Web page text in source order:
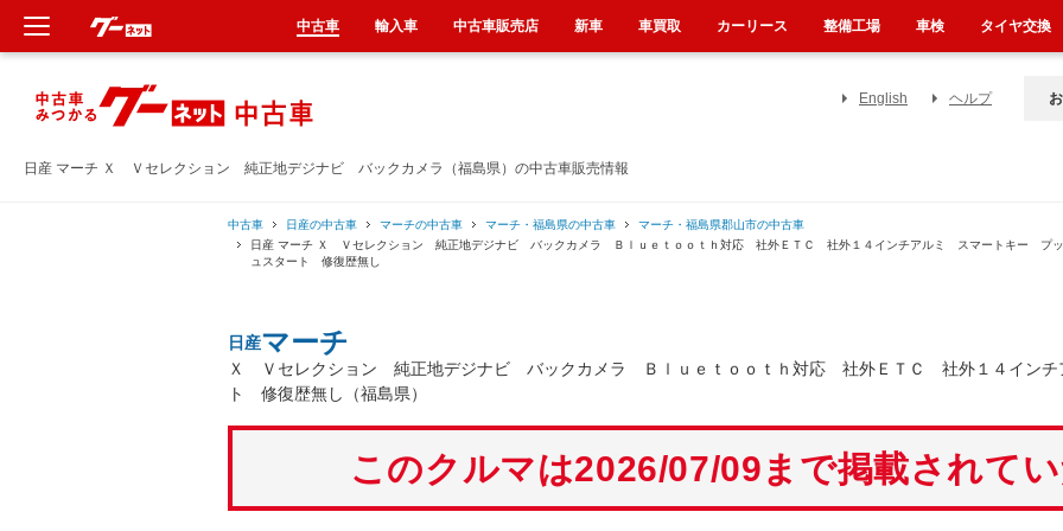
日産 マーチ Ｘ Ｖセレクション 純正地デジナビ バックカメラ（福島県）の中古車販売情報
English ヘルプ
中古車 日産の中古車 マーチの中古車 マーチ・福島県の中古車
マーチ・福島県郡山市の中古車
日産 マーチ Ｘ Ｖセレクション 純正地デジナビ バックカメラ Ｂｌｕｅｔｏｏｔｈ対応 社外ＥＴＣ 社外１４インチアルミ スマートキー プ
ュスタート 修復歴無し
日産マーチ
Ｘ Ｖセレクション 純正地デジナビ バックカメラ Ｂｌｕｅｔｏｏｔｈ対応 社外ＥＴＣ 社外１４イン
ト 修復歴無し（福島県）
このクルマは2026/07/09まで掲載されて
中古車 輸入車 中古車販売店 新車 車買取 カーリース 整備工場 車検 タイヤ交換
新車
中古車